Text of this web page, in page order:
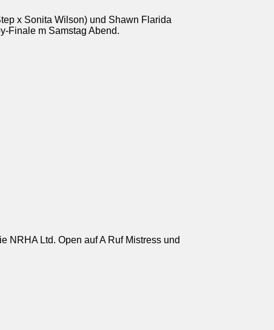
x Sonita Wilson) und Shawn Flarida
Finale m Samstag Abend.
NRHA Ltd. Open auf A Ruf Mistress und